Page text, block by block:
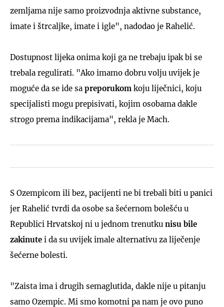
zemljama nije samo proizvodnja aktivne substance,
imate i štrcaljke, imate i igle", nadodao je Rahelić.
Dostupnost lijeka onima koji ga ne trebaju ipak bi se
trebala regulirati. "Ako imamo dobru volju uvijek je
moguće da se ide sa preporukom koju liječnici, koju
specijalisti mogu prepisivati, kojim osobama dakle
strogo prema indikacijama", rekla je Mach.
S Ozempicom ili bez, pacijenti ne bi trebali biti u panici
jer Rahelić tvrdi da osobe sa šećernom bolešću u
Republici Hrvatskoj ni u jednom trenutku nisu bile
zakinute i da su uvijek imale alternativu za liječenje
šećerne bolesti.
"Zaista ima i drugih semaglutida, dakle nije u pitanju
samo Ozempic. Mi smo komotni pa nam je ovo puno